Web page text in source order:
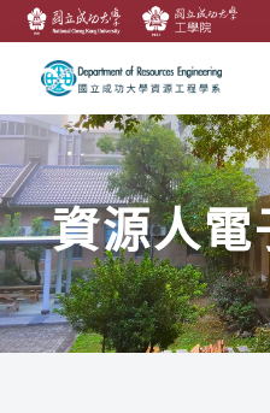
資源人電